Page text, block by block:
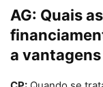
AG: Quais
a